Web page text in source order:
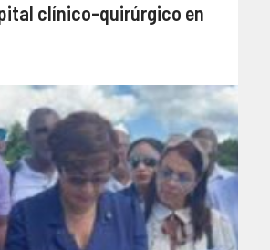
clínico-quirúrgico en